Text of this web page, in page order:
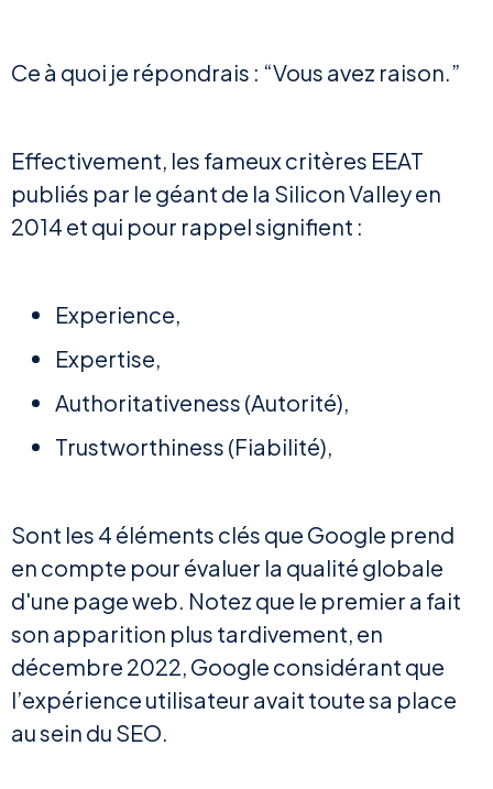
Ce à quoi je répondrais : “Vous avez raison.”
Effectivement, les fameux critères EEAT
publiés par le géant de la Silicon Valley en
2014 et qui pour rappel signifient :
Experience,
Expertise,
Authoritativeness (Autorité),
Trustworthiness (Fiabilité),
Sont les 4 éléments clés que Google prend
en compte pour évaluer la qualité globale
d'une page web. Notez que le premier a fait
son apparition plus tardivement, en
décembre 2022, Google considérant que
l’expérience utilisateur avait toute sa place
au sein du SEO.